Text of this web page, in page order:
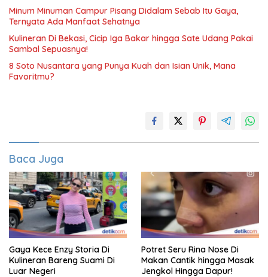
Minum Minuman Campur Pisang Didalam Sebab Itu Gaya,
Ternyata Ada Manfaat Sehatnya
Kulineran Di Bekasi, Cicip Iga Bakar hingga Sate Udang Pakai
Sambal Sepuasnya!
8 Soto Nusantara yang Punya Kuah dan Isian Unik, Mana
Favoritmu?
Baca Juga
Gaya Kece Enzy Storia Di
Kulineran Bareng Suami Di
Luar Negeri
Potret Seru Rina Nose Di
Makan Cantik hingga Masak
Jengkol Hingga Dapur!